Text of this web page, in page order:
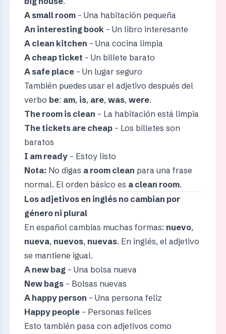
A small room– Una habitación pequeña
An interesting book – Un libro interesante
A clean kitchen – Una cocina limpia
A cheap ticket – Un billete barato
A safe place– Un lugar seguro
También puedes usar el adjetivo después del
verbo be: am, is, are, was, were.
The room is clean – La habitación está limpia
The tickets are cheap– Los billetes son
baratos
I am ready– Estoy listo
Nota: No digas a room clean para una frase
normal. El orden básico es a clean room.
Los adjetivos en inglés no cambian por
género ni plural
En español cambias muchas formas: nuevo,
nueva, nuevos, nuevas. En inglés, el adjetivo
se mantiene igual.
A new bag – Una bolsa nueva
New bags– Bolsas nuevas
A happy person – Una persona feliz
Happy people– Personas felices
Esto también pasa con adjetivos como